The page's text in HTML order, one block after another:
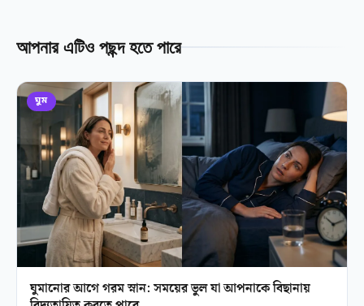
আপনার এটিও পছন্দ হতে পারে
ঘুম
ঘুমানোর আগে গরম স্নান: সময়ের ভুল যা আপনাকে বিছানায়